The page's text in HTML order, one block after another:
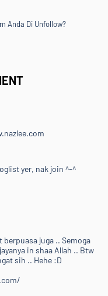
Anda Di Unfollow?
yer, nak join ^-^
berpuasa juga .. Semoga
in shaa Allah .. Btw
sih .. Hehe :D